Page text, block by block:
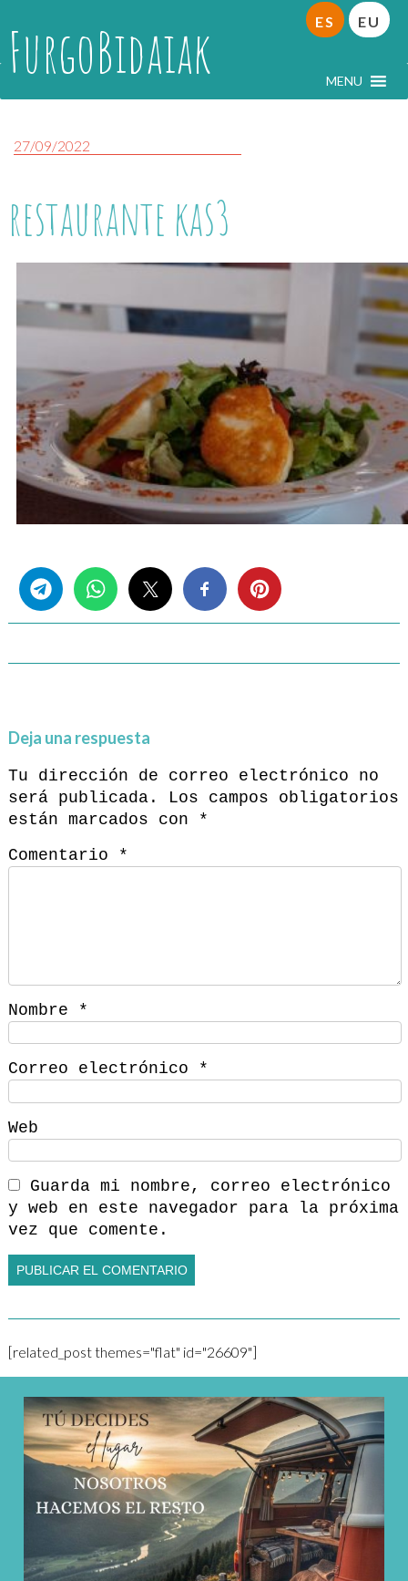
FurgoBidaiak MENU
ES EU
27/09/2022
restaurante kas3
Deja una respuesta
Tu dirección de correo electrónico no
será publicada.
Los campos obligatorios
están marcados con
*
Comentario
*
Nombre *
Correo electrónico *
Web
Guarda mi nombre, correo electrónico
y web en este navegador para la próxima
vez que comente.
[related_post themes="flat" id="26609"]